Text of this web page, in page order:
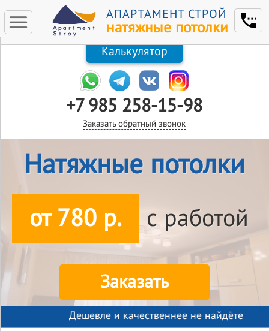
АПАРТАМЕНТ СТРОЙ
натяжные потолки
Калькулятор
+7 985 258-15-98
Заказать обратный звонок
Натяжные потолки
от 780 р. с работой
Заказать
Дешевле и качественнее не найдёте